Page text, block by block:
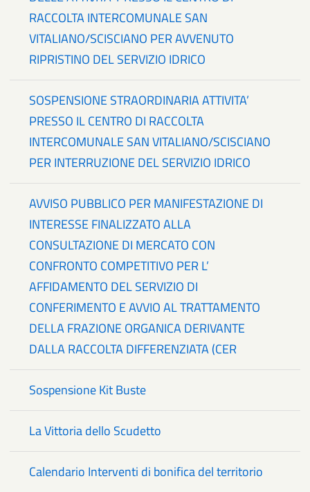
RACCOLTA INTERCOMUNALE SAN
VITALIANO/SCISCIANO PER AVVENUTO
RIPRISTINO DEL SERVIZIO IDRICO
SOSPENSIONE STRAORDINARIA ATTIVITA’
PRESSO IL CENTRO DI RACCOLTA
INTERCOMUNALE SAN VITALIANO/SCISCIANO
PER INTERRUZIONE DEL SERVIZIO IDRICO
AVVISO PUBBLICO PER MANIFESTAZIONE DI
INTERESSE FINALIZZATO ALLA
CONSULTAZIONE DI MERCATO CON
CONFRONTO COMPETITIVO PER L’
AFFIDAMENTO DEL SERVIZIO DI
CONFERIMENTO E AVVIO AL TRATTAMENTO
DELLA FRAZIONE ORGANICA DERIVANTE
DALLA RACCOLTA DIFFERENZIATA (CER
Sospensione Kit Buste
La Vittoria dello Scudetto
Calendario Interventi di bonifica del territorio